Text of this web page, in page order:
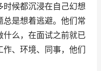
时候都沉浸在自己幻想
总是想着逃避。他们常
什么，在面试之前就已
、环境、同事，他们